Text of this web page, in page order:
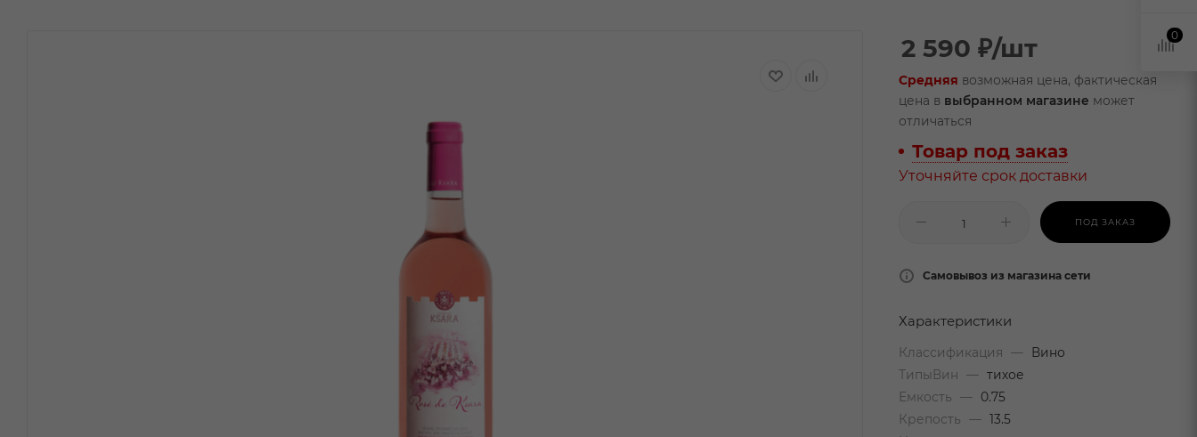
2 590 ₽/шт
Средняя возможная цена, фактическая
цена в выбранном магазине может
отличаться
Товар под заказ
Уточняйте срок доставки
ПОД ЗАКАЗ
Самовывоз из магазина сети
Характеристики
Классификация —
Вино
ТипыВин
— тихое
Емкость
—
0.75
Крепость
— 13.5
0